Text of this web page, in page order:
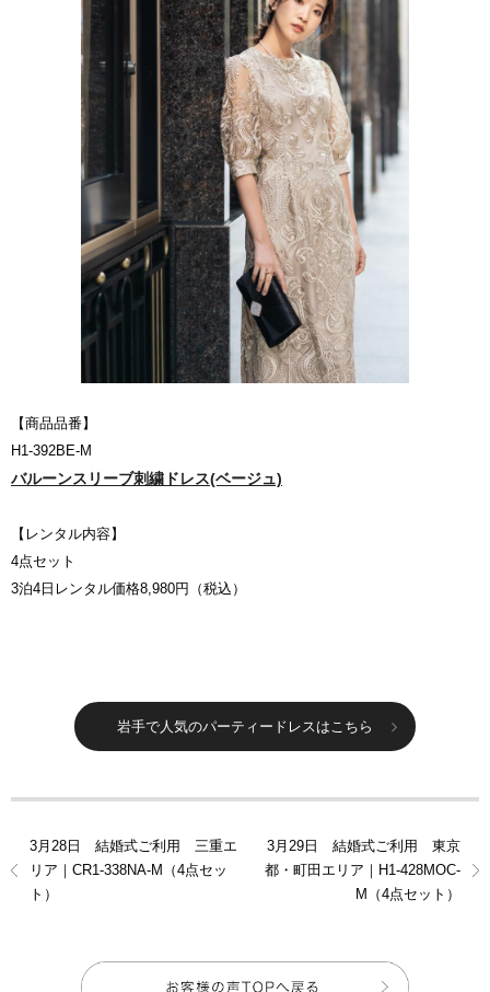
【商品品番】
H1-392BE-M
バルーンスリーブ刺繍ドレス(ベージュ)
【レンタル内容】
4点セット
3泊4日レンタル価格8,980円（税込）
岩手で人気のパーティードレスはこちら
3月28日 結婚式ご利用 三重エ
リア｜CR1-338NA-M（4点セッ
ト）
3月29日 結婚式ご利用 東京
都・町田エリア｜H1-428MOC-
M（4点セット）